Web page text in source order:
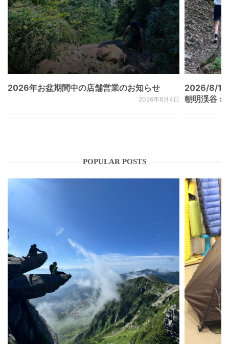
2026年お盆期間中の店舗営業のお知らせ
2026年8月4日
2026/8/
朝明渓谷 ×
POPULAR POSTS